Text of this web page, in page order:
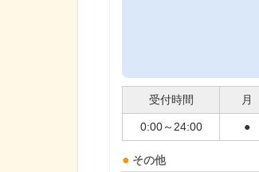
受付時間 月
0:00～24:00 ●
その他